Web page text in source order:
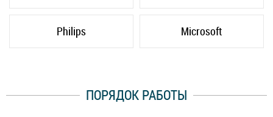
Philips Microsoft
ПОРЯДОК РАБОТЫ